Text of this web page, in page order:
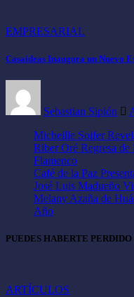
EMPRESARIAL
Casaideas Inaugura un Nuevo
Sebastian Sipión
Micheille Soifer
Riber Oré Regresa
Flamenco
Café de la Paz
José Luis Madueño
Melany Azaña de
Año
PUEDES HABERTE PERDIDO
ARTÍCULOS